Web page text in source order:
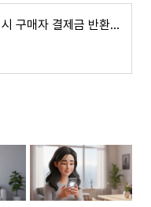
번장 안전결제 취소 시 구매자 결제금 반환 방식 총정리